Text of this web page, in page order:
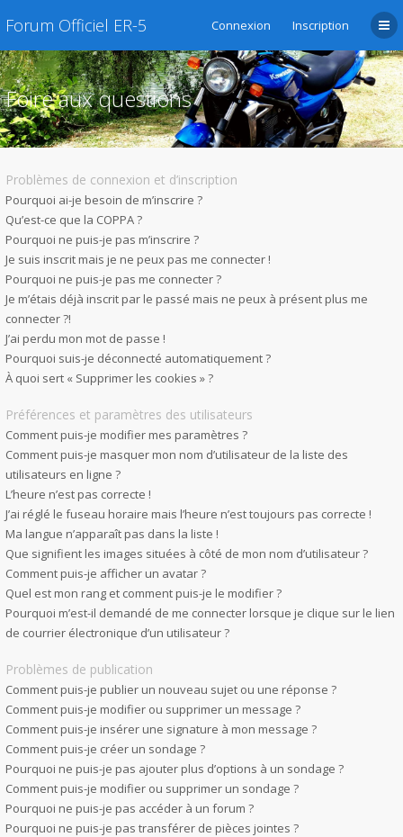
Forum Officiel ER-5 Connexion Inscription
Foire aux questions
Problèmes de connexion et d’inscription
Pourquoi ai-je besoin de m’inscrire ?
Qu’est-ce que la COPPA ?
Pourquoi ne puis-je pas m’inscrire ?
Je suis inscrit mais je ne peux pas me connecter !
Pourquoi ne puis-je pas me connecter ?
Je m’étais déjà inscrit par le passé mais ne peux à présent plus me
connecter ?!
J’ai perdu mon mot de passe !
Pourquoi suis-je déconnecté automatiquement ?
À quoi sert « Supprimer les cookies » ?
Préférences et paramètres des utilisateurs
Comment puis-je modifier mes paramètres ?
Comment puis-je masquer mon nom d’utilisateur de la liste des
utilisateurs en ligne ?
L’heure n’est pas correcte !
J’ai réglé le fuseau horaire mais l’heure n’est toujours pas correcte !
Ma langue n’apparaît pas dans la liste !
Que signifient les images situées à côté de mon nom d’utilisateur ?
Comment puis-je afficher un avatar ?
Quel est mon rang et comment puis-je le modifier ?
Pourquoi m’est-il demandé de me connecter lorsque je clique sur le lien
de courrier électronique d’un utilisateur ?
Problèmes de publication
Comment puis-je publier un nouveau sujet ou une réponse ?
Comment puis-je modifier ou supprimer un message ?
Comment puis-je insérer une signature à mon message ?
Comment puis-je créer un sondage ?
Pourquoi ne puis-je pas ajouter plus d’options à un sondage ?
Comment puis-je modifier ou supprimer un sondage ?
Pourquoi ne puis-je pas accéder à un forum ?
Pourquoi ne puis-je pas transférer de pièces jointes ?